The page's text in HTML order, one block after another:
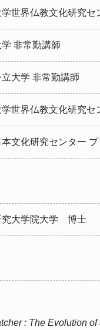
世界仏教文化研究セ
非常勤講師
大学 非常勤講師
世界仏教文化研究セ
本文化研究センター
究大学院大学 博士
: The Evolution